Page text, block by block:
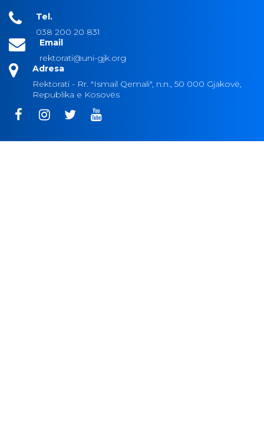
Tel.
038 200 20 831
Email
rektorati@uni-gjk.org
Adresa
Rektorati - Rr. "Ismail Qemali", n.n., 50 000 Gjakovë,
Republika e Kosovës